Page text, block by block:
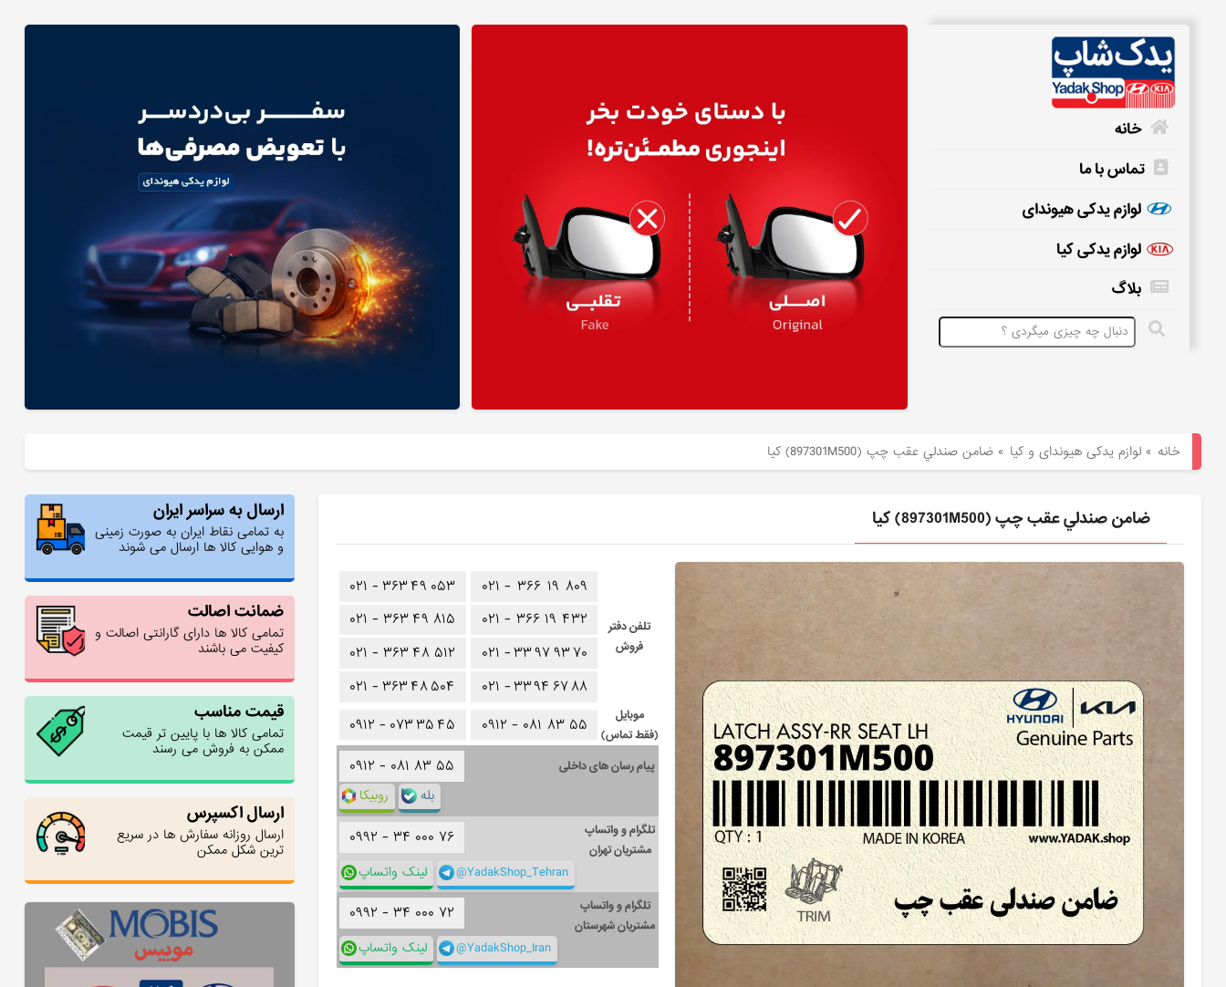
لوازم
خانه
تماس با ما
لوازم یدکی هیوندای
لوازم یدکی کیا
بلاگ
خانه »لوازم یدکی هیوندای و کیا »ضامن صندلي عقب چپ (897301M500) کیا
ارسال به سراسر ایران
به تمامی نقاط ایران به صورت زمینی
و هوایی کالا ها ارسال می شوند
ضمانت اصالت
تمامی کالا ها دارای گارانتی اصالت و
کیفیت می باشند
قیمت مناسب
تمامی کالا ها با پایین تر قیمت
ممکن به فروش می رسند
ارسال اکسپرس
ارسال روزانه سفارش ها در سریع
ترین شکل ممکن
ضامن صندلي عقب چپ (897301M500) کیا
تلفن دفتر
فروش
۰۲۱ - ۳۶۶ ۱۹ ۸۰۹
۰۲۱ - ۳۶۶ ۱۹ ۴۳۲
۰۲۱ -۳۳۹۷۹۳۷۰
۰۲۱ -۳۳۹۴ ۶۷۸۸
۰۲۱ - ۳۶۳۴۹ ۰۵۳
۰۲۱ - ۳۶۳ ۴۹ ۸۱۵
۰۲۱ - ۳۶۳ ۴۸ ۵۱۲
۰۲۱ - ۳۶۳۴۸۵۰۴
موبایل
(فقط تماس)
۰۹۱۲ - ۰۸۱ ۸۳ ۵۵ ۰۹۱۲ - ۰۷۳۳۵ ۴۵
پیام رسان های داخلی ۰۹۱۲ - ۰۸۱ ۸۳ ۵۵
روبیکا بله
تلگرام و واتساپ
مشتریان تهران
۰۹۹۲ - ۳۴ ۰۰۰ ۷۶
لینک واتساپ @YadakShop_Tehran
تلگرام و واتساپ
مشتریان شهرستان
۰۹۹۲ - ۳۴ ۰۰۰ ۷۲
لینک واتساپ @YadakShop_Iran